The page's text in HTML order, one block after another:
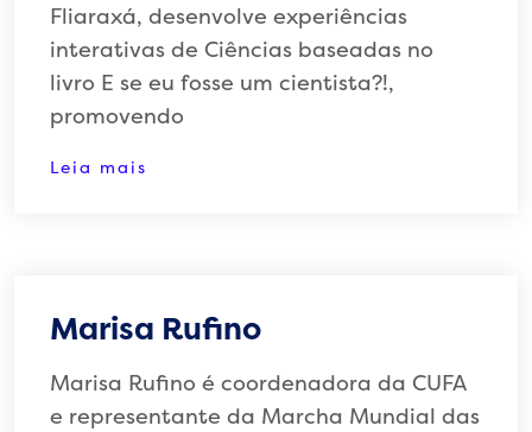
Fliaraxá, desenvolve experiências
interativas de Ciências baseadas no
livro E se eu fosse um cientista?!,
promovendo
Leia mais
Marisa Rufino
Marisa Rufino é coordenadora da CUFA
e representante da Marcha Mundial das